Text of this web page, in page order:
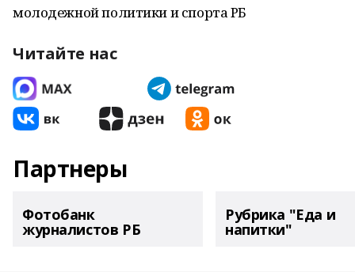
молодежной политики и спорта РБ
Читайте нас
Партнеры
Фотобанк
журналистов РБ
Рубрика "Еда и
напитки"